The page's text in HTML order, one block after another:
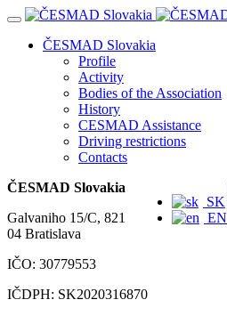
Navigácia
ČESMAD Slovakia
Profile
Activity
Bodies of the Association
History
CESMAD Assistance
Driving restrictions
Contacts
SK
EN
ČESMAD Slovakia
Galvaniho 15/C, 821
04 Bratislava
IČO: 30779553
IČDPH: SK2020316870